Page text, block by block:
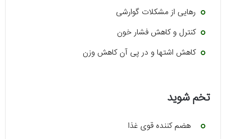
رهایی از مشکلات گوارشی
کنترل و کاهش فشار خون
کاهش اشتها و در پی آن کاهش وزن
تخم شوید
هضم کننده قوی غذا